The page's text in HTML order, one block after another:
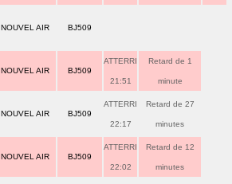
NOUVEL AIR BJ509
NOUVEL AIR BJ509
ATTERRI
21:51
Retard de 1
minute
NOUVEL AIR BJ509
ATTERRI
22:17
Retard de 27
minutes
NOUVEL AIR BJ509
ATTERRI
22:02
Retard de 12
minutes